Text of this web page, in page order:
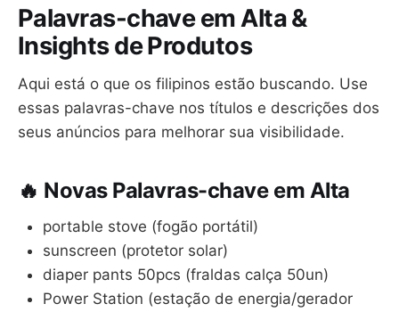
Palavras-chave em Alta &
Insights de Produtos
Aqui está o que os filipinos estão buscando. Use
essas palavras-chave nos títulos e descrições dos
seus anúncios para melhorar sua visibilidade.
🔥 Novas Palavras-chave em Alta
portable stove (fogão portátil)
sunscreen (protetor solar)
diaper pants 50pcs (fraldas calça 50un)
Power Station (estação de energia/gerador